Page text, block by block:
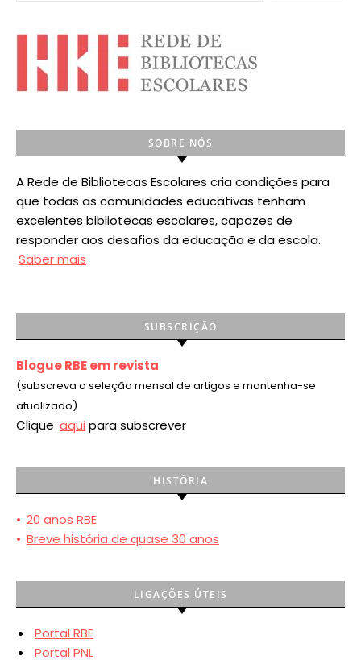
SOBRE NÓS
A Rede de Bibliotecas Escolares cria condições para
que todas as comunidades educativas tenham
excelentes bibliotecas escolares, capazes de
responder aos desafios da educação e da escola.
Saber mais
SUBSCRIÇÃO
Blogue RBE em revista
(subscreva a seleção mensal de artigos e mantenha-se
atualizado)
Clique aqui para subscrever
HISTÓRIA
• 20 anos RBE
• Breve história de quase 30 anos
LIGAÇÕES ÚTEIS
Portal RBE
Portal PNL